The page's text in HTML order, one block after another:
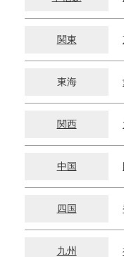
関東
東海
関西
中国
四国
九州